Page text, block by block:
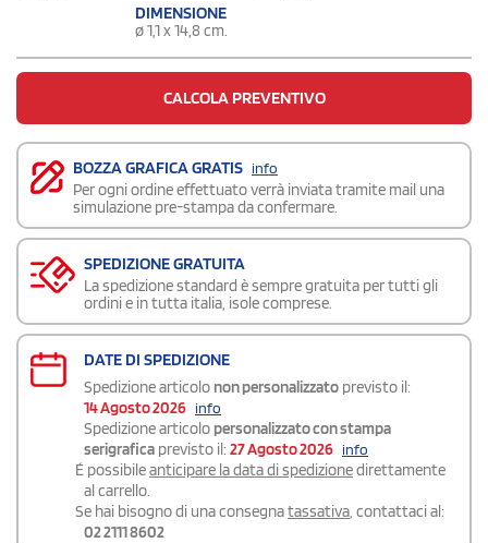
DIMENSIONE
ø 1,1 x 14,8 cm.
CALCOLA PREVENTIVO
BOZZA GRAFICA GRATIS info
Per ogni ordine effettuato verrà inviata tramite mail una
simulazione pre-stampa da confermare.
SPEDIZIONE GRATUITA
La spedizione standard è sempre gratuita per tutti gli
ordini e in tutta italia, isole comprese.
DATE DI SPEDIZIONE
Spedizione articolo non personalizzato previsto il:
14 Agosto 2026 info
Spedizione articolo personalizzato con stampa
serigrafica previsto il: 27 Agosto 2026 info
É possibileanticipare la data di spedizionedirettamente
al carrello.
Se hai bisogno di una consegnatassativa, contattaci al:
02 2111 8602